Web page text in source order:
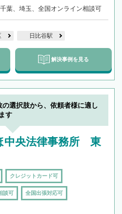
葉、埼玉、全国オンライン相談可
日比谷駅
解決事例を見る
の選択肢から、依頼者様に適し
す
中央法律事務所 東
クレジットカード可
談可 全国出張対応可